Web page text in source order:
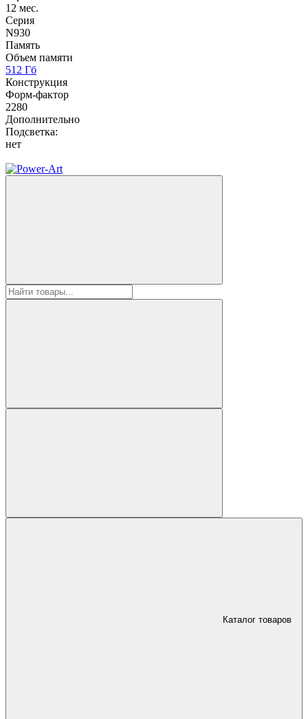
12 мес.
Серия
N930
Память
Объем памяти
512 Гб
Конструкция
Форм-фактор
2280
Дополнительно
Подсветка:
нет
Каталог товаров